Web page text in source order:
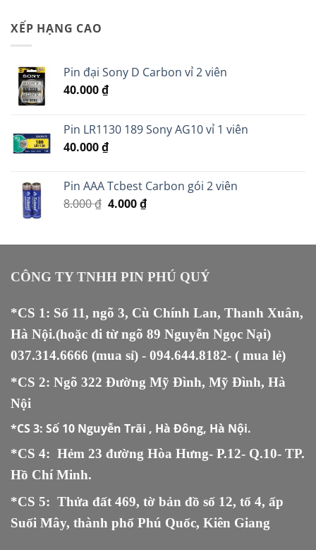
XẾP HẠNG CAO
Pin đại Sony D Carbon vỉ 2 viên
40.000₫
Pin LR1130 189 Sony AG10 vỉ 1 viên
40.000₫
Pin AAA Tcbest Carbon gói 2 viên
8.000₫ Giá
8.000 ₫.
4.000₫Giá
là:
CÔNG TY TNHH PIN PHÚ QUÝ
*CS 1: Số 11, ngõ 3, Cù Chính Lan, Thanh Xuân,
Hà Nội.(hoặc đi từ ngõ 89 Nguyễn Ngọc Nại)
037.314.6666 (mua sỉ) - 094.644.8182- ( mua lẻ)
*CS 2: Ngõ 322 Đường Mỹ Đình, Mỹ Đình, Hà
Nội
*CS 3: Số 10 Nguyễn Trãi , Hà Đông, Hà Nội.
*CS 4: Hẻm 23 đường Hòa Hưng- P.12- Q.10- TP.
Hồ Chí Minh.
*CS 5: Thửa đất 469, tờ bản đồ số 12, tổ 4, ấp
Suối Mây, thành phố Phú Quốc, Kiên Giang